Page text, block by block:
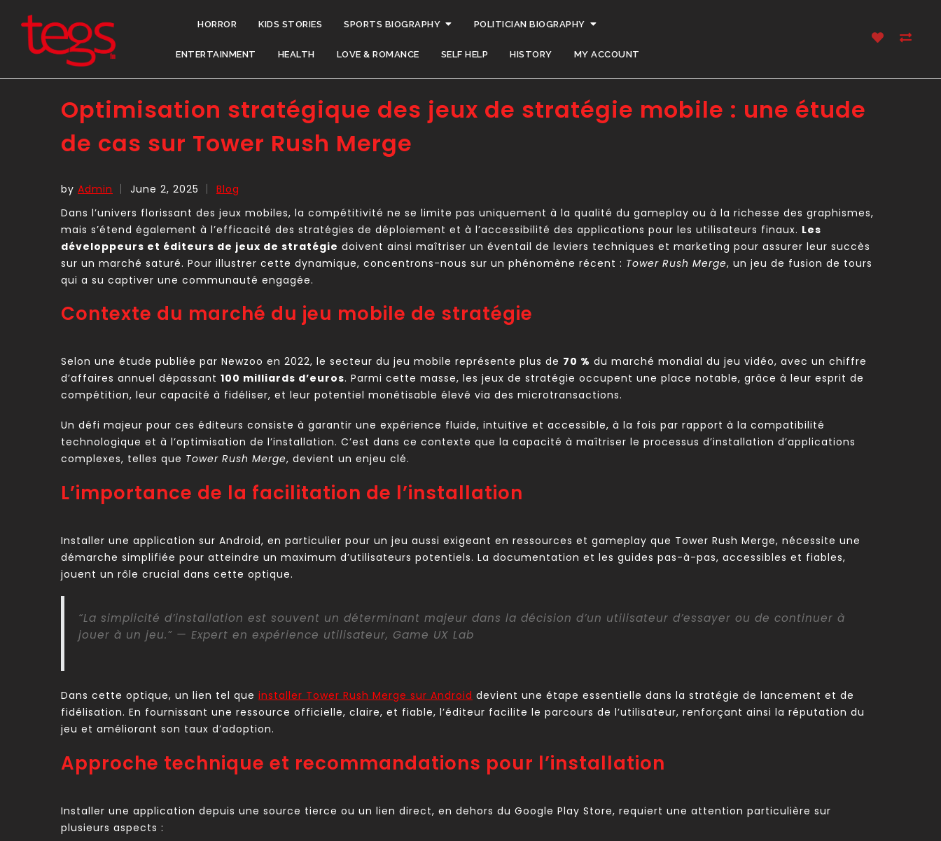
HORROR KIDS STORIES SPORTS BIOGRAPHY POLITICIAN BIOGRAPHY
ENTERTAINMENT HEALTH LOVE & ROMANCE SELF HELP HISTORY MY ACCOUNT
Optimisation stratégique des jeux de stratégie mobile : une étude
de cas sur Tower Rush Merge
by Admin June 2, 2025
Blog
Dans l’univers florissant des jeux mobiles, la compétitivité ne se limite pas uniquement à la qualité du gameplay ou à la richesse des graphismes,
mais s’étend également à l’efficacité des stratégies de déploiement et à l’accessibilité des applications pour les utilisateurs finaux. Les
développeurs et éditeurs de jeux de stratégie doivent ainsi maîtriser un éventail de leviers techniques et marketing pour assurer leur succès
sur un marché saturé. Pour illustrer cette dynamique, concentrons-nous sur un phénomène récent : Tower Rush Merge, un jeu de fusion de tours
qui a su captiver une communauté engagée.
Contexte du marché du jeu mobile de stratégie
Selon une étude publiée par Newzoo en 2022, le secteur du jeu mobile représente plus de 70 % du marché mondial du jeu vidéo, avec un chiffre
d’affaires annuel dépassant 100 milliards d’euros. Parmi cette masse, les jeux de stratégie occupent une place notable, grâce à leur esprit de
compétition, leur capacité à fidéliser, et leur potentiel monétisable élevé via des microtransactions.
Un défi majeur pour ces éditeurs consiste à garantir une expérience fluide, intuitive et accessible, à la fois par rapport à la compatibilité
technologique et à l’optimisation de l’installation. C’est dans ce contexte que la capacité à maîtriser le processus d’installation d’applications
complexes, telles que Tower Rush Merge, devient un enjeu clé.
L’importance de la facilitation de l’installation
Installer une application sur Android, en particulier pour un jeu aussi exigeant en ressources et gameplay que Tower Rush Merge, nécessite une
démarche simplifiée pour atteindre un maximum d’utilisateurs potentiels. La documentation et les guides pas-à-pas, accessibles et fiables,
jouent un rôle crucial dans cette optique.
“La simplicité d’installation est souvent un déterminant majeur dans la décision d’un utilisateur d’essayer ou de continuer à
jouer à un jeu.” — Expert en expérience utilisateur, Game UX Lab
Dans cette optique, un lien tel que installer Tower Rush Merge sur Android devient une étape essentielle dans la stratégie de lancement et de
fidélisation. En fournissant une ressource officielle, claire, et fiable, l’éditeur facilite le parcours de l’utilisateur, renforçant ainsi la réputation du
jeu et améliorant son taux d’adoption.
Approche technique et recommandations pour l’installation
Installer une application depuis une source tierce ou un lien direct, en dehors du Google Play Store, requiert une attention particulière sur
plusieurs aspects :